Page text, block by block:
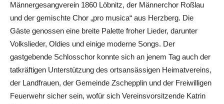
Männergesangverein 1860 Löbnitz, der Männerchor Roßlau
und der gemischte Chor „pro musica“ aus Herzberg. Die
Gäste genossen eine breite Palette froher Lieder, darunter
Volkslieder, Oldies und einige moderne Songs. Der
gastgebende Schlosschor konnte sich an jenem Tag auch der
tatkräftigen Unterstützung des ortsansässigen Heimatvereins,
der Landfrauen, der Gemeinde Zschepplin und der Freiwilligen
Feuerwehr sicher sein, wofür sich Vereinsvorsitzende Katrin